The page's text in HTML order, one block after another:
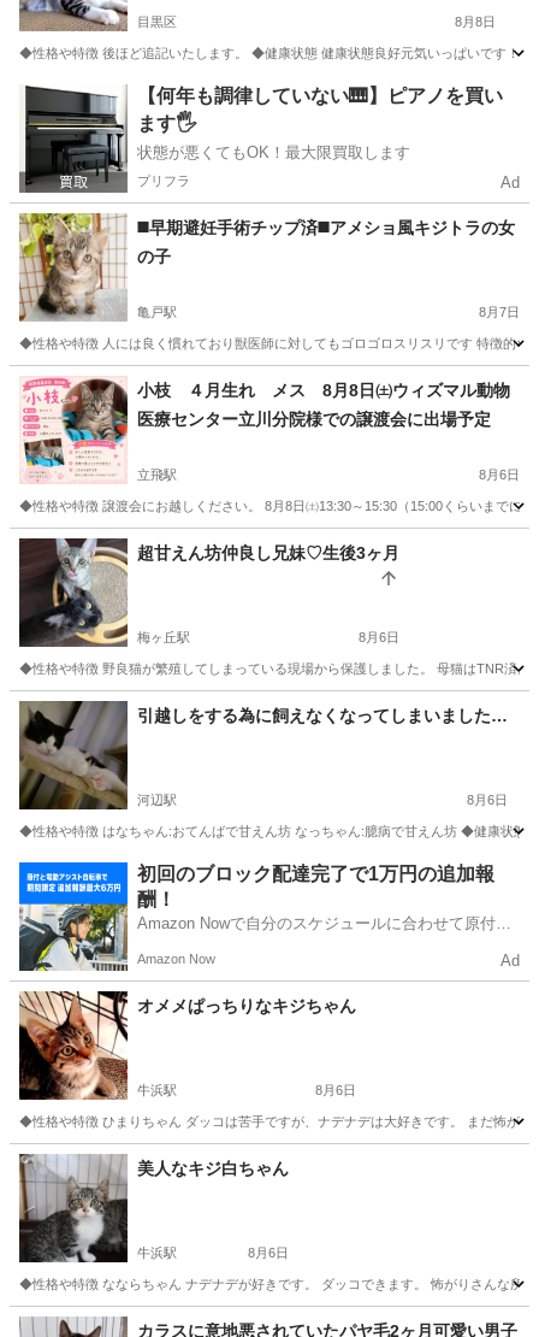
目黒区 8月8日
◆性格や特徴 後ほど追記いたします。 ◆健康状態 健康状態良好元気いっぱいです！
東京 目黒区 猫 去勢手術
【何年も調律していない🎹】ピアノを買い
ます🖐️
状態が悪くてもOK！最大限買取します
プリフラ Ad
◼️早期避妊手術チップ済◼️アメショ風キジトラの女
の子
亀戸駅 8月7日
◆性格や特徴 人には良く慣れており獣医師に対してもゴロゴロスリスリです 特徴的
東京 江東区 亀戸駅 猫 ワクチン
小枝 ４月生れ メス 8月8日㈯ウィズマル動物
医療センター立川分院様での譲渡会に出場予定
立飛駅 8月6日
◆性格や特徴 譲渡会にお越しください。 8月8日㈯13:30～15:30（15:00くらいまで
東京 立川市 立飛駅 猫 ワクチン
超甘えん坊仲良し兄妹♡生後3ヶ月
梅ヶ丘駅 8月6日
◆性格や特徴 野良猫が繁殖してしまっている現場から保護しました。 母猫はTNR済
東京 世田谷区 梅ヶ丘駅 猫 仲良し
引越しをする為に飼えなくなってしまいました…
河辺駅 8月6日
◆性格や特徴 はなちゃん:おてんばで甘えん坊 なっちゃん:臆病で甘えん坊 ◆健康状態
河辺駅 猫 甘えん坊
初回のブロック配達完了で1万円の追加報
酬！
Amazon Nowで自分のスケジュールに合わせて原付や
う！
Amazon Now Ad
オメメぱっちりなキジちゃん
牛浜駅 8月6日
◆性格や特徴 ひまりちゃん ダッコは苦手ですが、ナデナデは大好きです。 まだ怖が
東京 福生市 牛浜駅 猫 トライアル
美人なキジ白ちゃん
牛浜駅 8月6日
◆性格や特徴 なならちゃん ナデナデが好きです。 ダッコできます。 怖がりさんな所
東京 福生市 牛浜駅 猫 トライアル
カラスに意地悪されていたパヤ毛2ヶ月可愛い男子